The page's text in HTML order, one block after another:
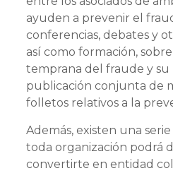
ayuden a prevenir el
conferencias, debates y
así como formación,
temprana del fraude y su
publicación conjunta de
folletos relativos a la
Además, existen una
toda organización podrá
convertirte en entidad